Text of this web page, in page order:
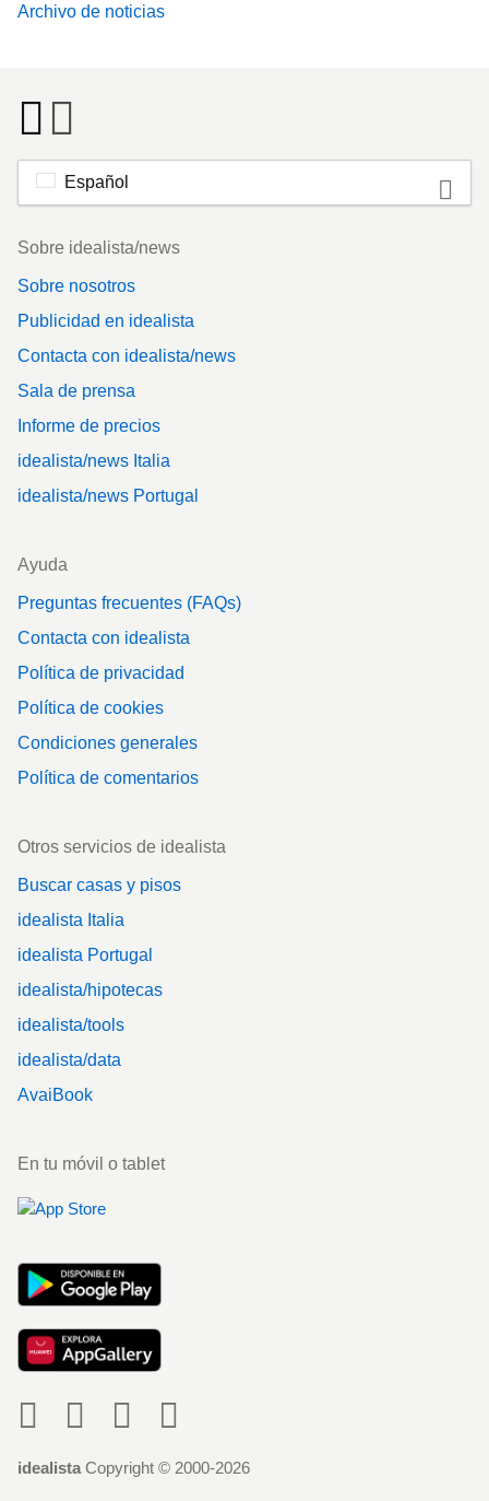
Archivo de noticias
Español
Footer
Sobre idealista/news
Sobre nosotros
Publicidad en idealista
Contacta con idealista/news
Sala de prensa
Informe de precios
idealista/news Italia
idealista/news Portugal
Ayuda
Preguntas frecuentes (FAQs)
Contacta con idealista
Política de privacidad
Política de cookies
Condiciones generales
Política de comentarios
Otros servicios de idealista
Buscar casas y pisos
idealista Italia
idealista Portugal
idealista/hipotecas
idealista/tools
idealista/data
AvaiBook
En tu móvil o tablet
idealista Copyright © 2000-2026